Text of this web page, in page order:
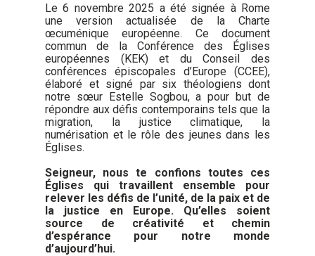
Le 6 novembre 2025 a été signée à Rome
une version actualisée de la Charte
œcuménique européenne. Ce document
commun de la Conférence des Églises
européennes (KEK) et du Conseil des
conférences épiscopales d’Europe (CCEE),
élaboré et signé par six théologiens dont
notre sœur Estelle Sogbou, a pour but de
répondre aux défis contemporains tels que la
migration, la justice climatique, la
numérisation et le rôle des jeunes dans les
Églises.
Seigneur, nous te confions toutes ces
Églises qui travaillent ensemble pour
relever les défis de l’unité, de la paix et de
la justice en Europe. Qu’elles soient
source de créativité et chemin
d’espérance pour notre monde
d’aujourd’hui.